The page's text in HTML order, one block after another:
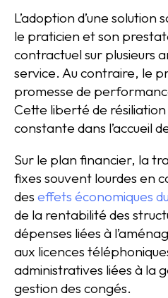
L’adoption d’une
le praticien et son
contractuel sur plusieurs
service. Au contraire, le
promesse de
Cette liberté de
constante dans l’accueil
Sur le plan financier, la
fixes souvent lourdes en
des effets économiques
de la rentabilité des
dépenses liées à
aux licences
administratives liées à la
gestion des congés.